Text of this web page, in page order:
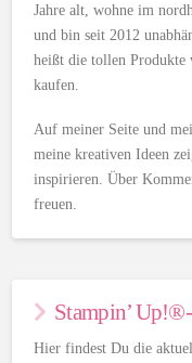
Jahre alt, wohne im
und bin seit 2012
heißt die tollen
kaufen.
Auf meiner Seite und
meine kreativen Ideen
inspirieren. Über
freuen.
Stampin’
Hier findest Du die